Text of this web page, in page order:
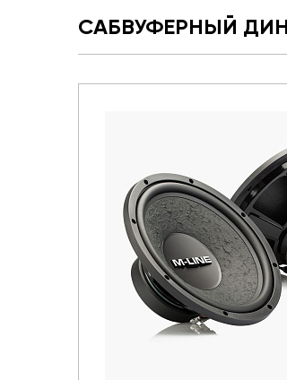
САБВУФЕРНЫЙ